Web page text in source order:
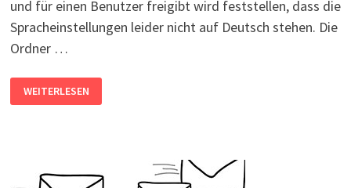
und für einen Benutzer freigibt wird feststellen, dass die
Spracheinstellungen leider nicht auf Deutsch stehen. Die
Ordner …
OFFICE
365:
SPRACHE
WEITERLESEN